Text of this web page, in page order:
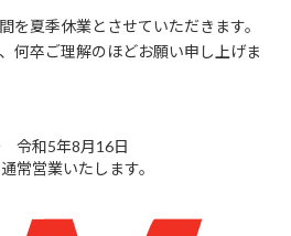
を夏季休業とさせていただきます。
何卒ご理解のほどお願い申し上げま
和5年8月16日
常営業いたします。